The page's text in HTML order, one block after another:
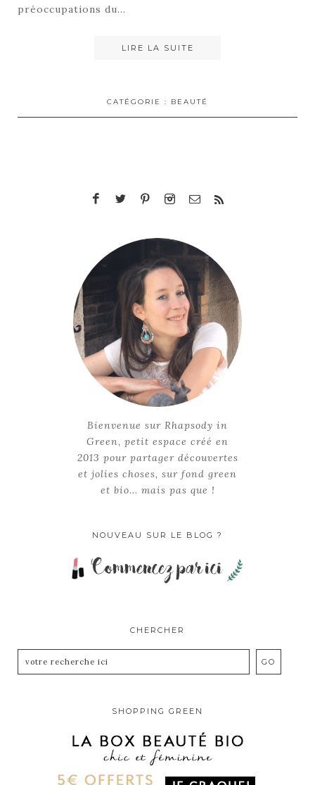
préoccupations du…
LIRE LA SUITE
CATÉGORIE : BEAUTÉ
Bienvenue sur Rhapsody in
Green, petit espace créé en
2013 pour partager découvertes
et jolies choses, sur fond green
et bio... mais pas que !
NOUVEAU SUR LE BLOG ?
CHERCHER
SHOPPING GREEN